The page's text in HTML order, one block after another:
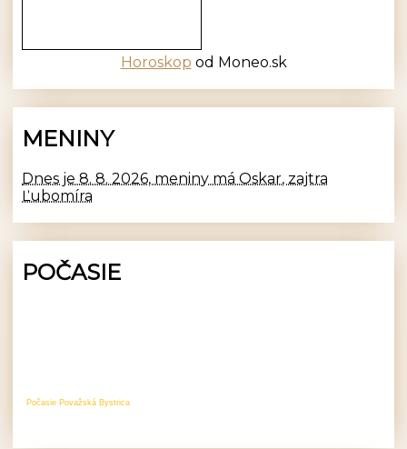
Horoskop od Moneo.sk
MENINY
Dnes je 8. 8. 2026, meniny má Oskar, zajtra
Ľubomíra
POČASIE
Počasie Považská Bystrica